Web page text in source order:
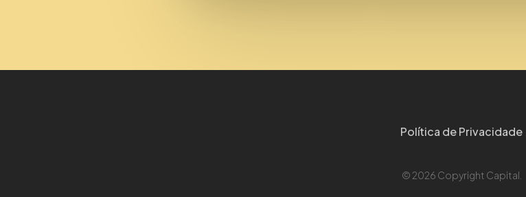
Política de Privacidade
© 2026 Copyright Capital.